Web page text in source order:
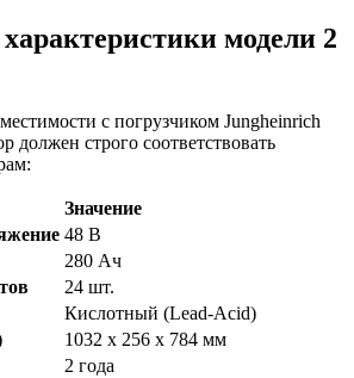
модели 2
с погрузчиком Jungheinrich
должен строго соответствовать
Значение
48 В
280 Ач
24 шт.
Кислотный (Lead-Acid)
1032 x 256 x 784 мм
2 года